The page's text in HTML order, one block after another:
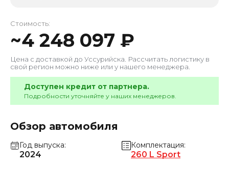
Стоимость:
~4 248 097 ₽
Цена с доставкой до Уссурийска . Рассчитать логистику в
свой регион можно ниже или у нашего менеджера.
Доступен кредит от партнера.
Подробности уточняйте у наших менеджеров.
Обзор автомобиля
Год выпуска
2024
Комплектация
260 L Sport